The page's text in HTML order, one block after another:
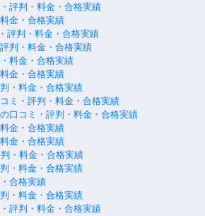
評判・料金・合格実績
金・合格実績
評判・料金・合格実績
判・料金・合格実績
料金・合格実績
金・合格実績
・料金・合格実績
ミ・評判・料金・合格実績
口コミ・評判・料金・合格実績
金・合格実績
金・合格実績
・料金・合格実績
・料金・合格実績
合格実績
・料金・合格実績
評判・料金・合格実績